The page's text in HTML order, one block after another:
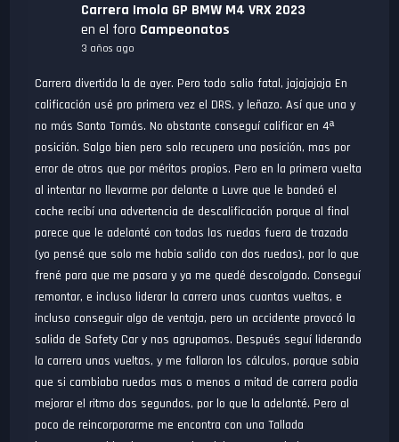
Carrera Imola GP BMW M4 VRX 2023
en el foro Campeonatos
3 años ago
Carrera divertida la de ayer. Pero todo salio fatal, jajajajaja En
calificación usé pro primera vez el DRS, y leñazo. Así que una y
no más Santo Tomás. No obstante conseguí calificar en 4ª
posición. Salgo bien pero solo recupero una posición, mas por
error de otros que por méritos propios. Pero en la primera vuelta
al intentar no llevarme por delante a Luvre que le bandeó el
coche recibí una advertencia de descalificación porque al final
parece que le adelanté con todas las ruedas fuera de trazada
(yo pensé que solo me habia salido con dos ruedas), por lo que
frené para que me pasara y ya me quedé descolgado. Conseguí
remontar, e incluso liderar la carrera unas cuantas vueltas, e
incluso conseguir algo de ventaja, pero un accidente provocó la
salida de Safety Car y nos agrupamos. Después seguí liderando
la carrera unas vueltas, y me fallaron los cálculos, porque sabia
que si cambiaba ruedas mas o menos a mitad de carrera podia
mejorar el ritmo dos segundos, por lo que la adelanté. Pero al
poco de reincorporarme me encontra con una Tallada